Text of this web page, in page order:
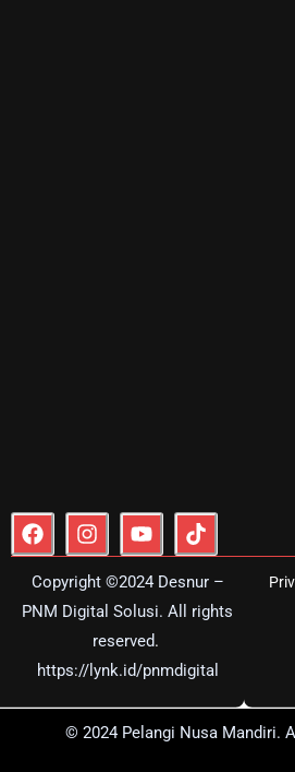
F
a
c
e
b
k
I
n
s
t
a
a
Y
o
u
t
u
e
T
i
k
t
o
Copyright ©2024 Desnur –
PNM Digital Solusi. All rights
reserved.
https://lynk.id/pnmdigital
© 2024 Pelangi Nusa Mandiri.